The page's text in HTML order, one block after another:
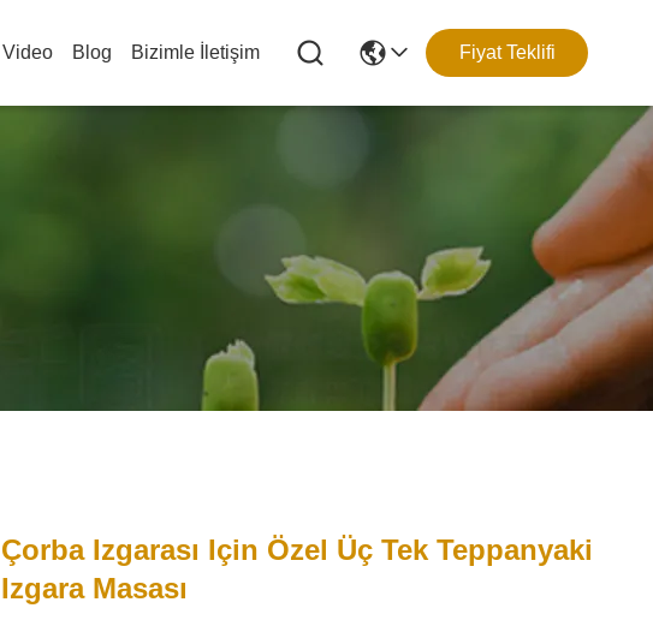
Video Blog Bizimle İletişim Fiyat Teklifi
Çorba Izgarası Için Özel Üç Tek Teppanyaki
Izgara Masası